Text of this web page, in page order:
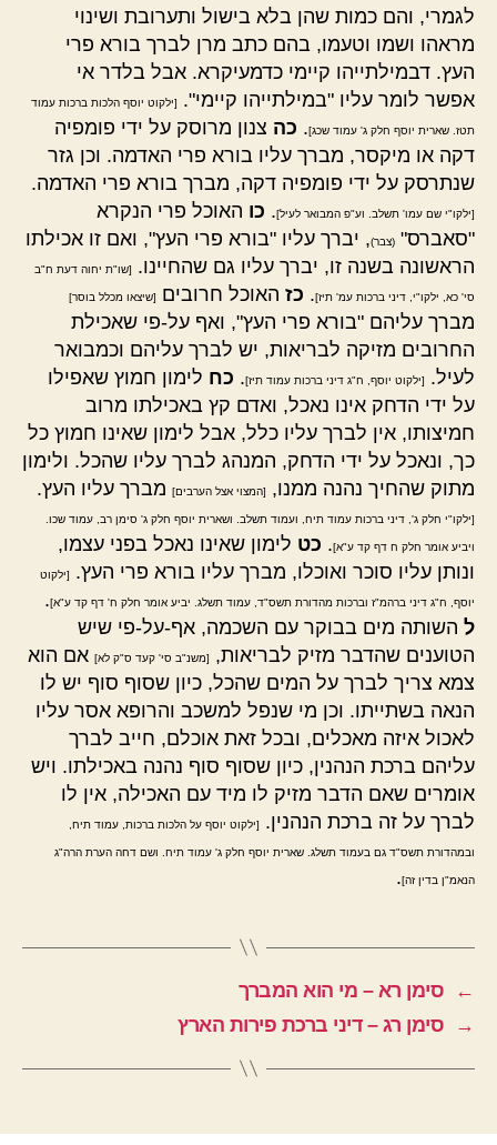
לגמרי, והם כמות שהן בלא בישול ותערובת ושינוי
מראהו ושמו וטעמו, בהם כתב מרן לברך בורא פרי
העץ. דבמילתייהו קיימי כדמעיקרא. אבל בלדר אי
אפשר לומר עליו "במילתייהו קיימי".
[ילקוט יוסף הלכות ברכות עמוד
תטז. שארית יוסף חלק ג' עמוד שכג]. כה צנון מרוסק על ידי פומפיה
דקה או מיקסר, מברך עליו בורא פרי האדמה. וכן גזר
שנתרסק על ידי פומפיה דקה, מברך בורא פרי האדמה.
[ילקו"י שם עמו' תשלב. וע"פ המבואר לעיל]. כו האוכל פרי הנקרא
"סאברס" (צבר), יברך עליו "בורא פרי העץ", ואם זו אכילתו
הראשונה בשנה זו, יברך עליו גם שהחיינו.
[שו"ת יחוה דעת ח"ב
סי' כא, ילקו"י, דיני ברכות עמ' תיז]. כז האוכל חרובים [שיצאו מכלל בוסר]
מברך עליהם "בורא פרי העץ", ואף על-פי שאכילת
החרובים מזיקה לבריאות, יש לברך עליהם וכמבואר
לעיל.
[ילקוט יוסף, ח"ג דיני ברכות עמוד תיז]. כח לימון חמוץ שאפילו
על ידי הדחק אינו נאכל, ואדם קץ באכילתו מרוב
חמיצותו, אין לברך עליו כלל, אבל לימון שאינו חמוץ כל
כך, ונאכל על ידי הדחק, המנהג לברך עליו שהכל. ולימון
מתוק שהחיך נהנה ממנו,
[המצוי אצל הערבים] מברך עליו העץ.
[ילקו"י חלק ג', דיני ברכות עמוד תיח, ועמוד תשלב. ושארית יוסף חלק ג' סימן רב, עמוד שכו.
ויביע אומר חלק ח דף קד ע"א]. כט לימון שאינו נאכל בפני עצמו,
ונותן עליו סוכר ואוכלו, מברך עליו בורא פרי העץ.
[ילקוט
יוסף, ח"ג דיני ברהמ"ז וברכות מהדורת תשס"ד, עמוד תשלג. יביע אומר חלק ח' דף קד ע"א].
ל השותה מים בבוקר עם השכמה, אף-על-פי שיש
הטוענים שהדבר מזיק לבריאות,
[משנ"ב סי' קעד ס"ק לא] אם הוא
צמא צריך לברך על המים שהכל, כיון שסוף סוף יש לו
הנאה בשתייתו. וכן מי שנפל למשכב והרופא אסר עליו
לאכול איזה מאכלים, ובכל זאת אוכלם, חייב לברך
עליהם ברכת הנהנין, כיון שסוף סוף נהנה באכילתו. ויש
אומרים שאם הדבר מזיק לו מיד עם האכילה, אין לו
לברך על זה ברכת הנהנין.
[ילקוט יוסף על הלכות ברכות, עמוד תיח,
ובמהדורת תשס"ד גם בעמוד תשלג. שארית יוסף חלק ג' עמוד תיח. ושם דחה הערת הרה"ג
הנאמ"ן בדין זה].
←
סימן רא – מי הוא המברך
→
סימן רג – דיני ברכת פירות הארץ